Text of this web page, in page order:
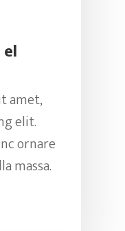
amet,
elit.
ornare
massa.
Con Swing
Clases Para Niños
Mulato
El Mulato